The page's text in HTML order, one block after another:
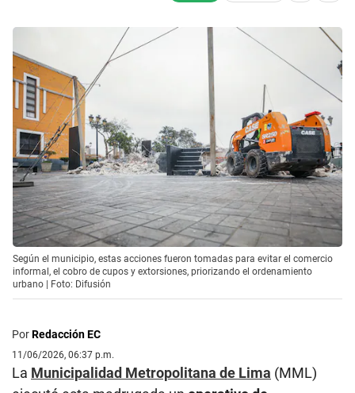
Según el municipio, estas acciones fueron tomadas para evitar el comercio
informal, el cobro de cupos y extorsiones, priorizando el ordenamiento
urbano | Foto: Difusión
PorRedacción EC
11/06/2026, 06:37 p.m.
La Municipalidad Metropolitana de Lima (MML)